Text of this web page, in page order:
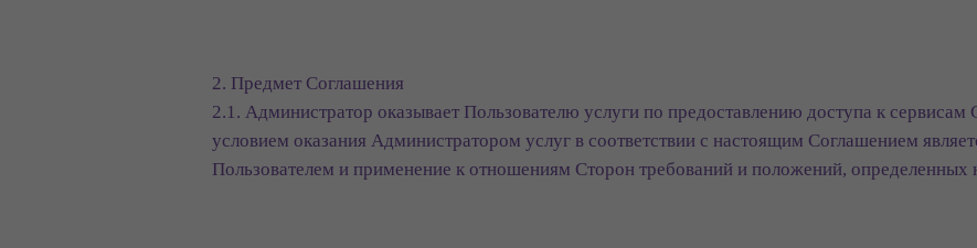
2. Предмет Соглашения
2.1. Администратор оказывает Пользователю услуги по предоставлению доступа к сервисам
условием оказания Администратором услуг в соответствии с настоящим Соглашением
Пользователем и применение к отношениям Сторон требований и положений,